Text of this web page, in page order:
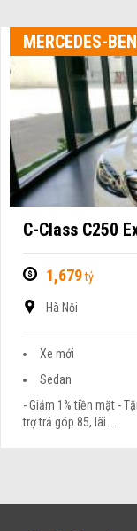
MERCEDES-
C-Class C250
1,679tỷ
Hà Nội
Xe mới
Sedan
- Giảm 1% tiền mặt -
trợ trả góp 85, lãi ...